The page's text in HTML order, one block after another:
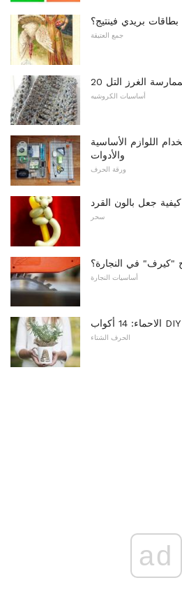
بريدي فينتيج؟
جمع العتيقة
الغرز التل
أساسيات الكروشيه
اللوازم الأساسية
والأدوات
ورقة الحرف
كيفية جعل بالون القرد
سحر
"كيرف" في النجارة؟
أساسيات النجارة
الحرف الشتاء
ad